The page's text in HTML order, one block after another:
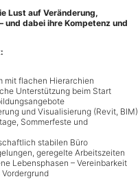
Lust auf Veränderung,
und dabei ihre Kompetenz und
mit flachen Hierarchien
Unterstützung beim Start
und Visualisierung (Revit, BIM)
Sommerfeste und
stabilen Büro
geregelte Arbeitszeiten
Lebensphasen – Vereinbarkeit